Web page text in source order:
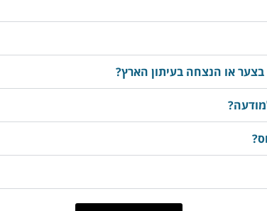
או הנצחה בעיתון הארץ?